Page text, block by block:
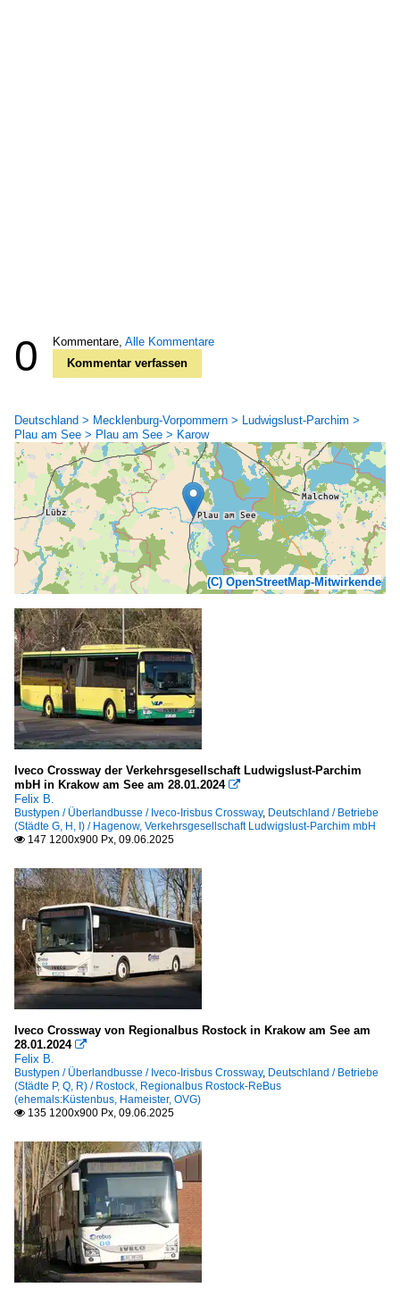
0 Kommentare, Alle Kommentare
Kommentar verfassen
Deutschland > Mecklenburg-Vorpommern > Ludwigslust-Parchim >
Plau am See > Plau am See > Karow
(C) OpenStreetMap-Mitwirkende
Iveco Crossway der Verkehrsgesellschaft Ludwigslust-Parchim
mbH in Krakow am See am 28.01.2024 
Felix B.
Bustypen / Überlandbusse / Iveco-Irisbus Crossway, Deutschland / Betriebe
(Städte G, H, I) / Hagenow, Verkehrsgesellschaft Ludwigslust-Parchim mbH
 147 1200x900 Px, 09.06.2025
Iveco Crossway von Regionalbus Rostock in Krakow am See am
28.01.2024 
Felix B.
Bustypen / Überlandbusse / Iveco-Irisbus Crossway, Deutschland / Betriebe
(Städte P, Q, R) / Rostock, Regionalbus Rostock-ReBus
(ehemals:Küstenbus, Hameister, OVG)
 135 1200x900 Px, 09.06.2025